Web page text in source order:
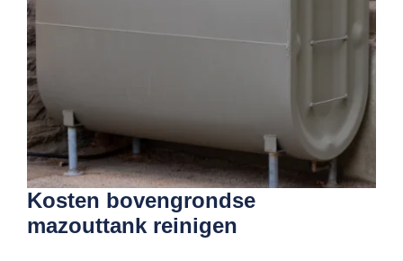
Kosten bovengrondse
mazouttank reinigen